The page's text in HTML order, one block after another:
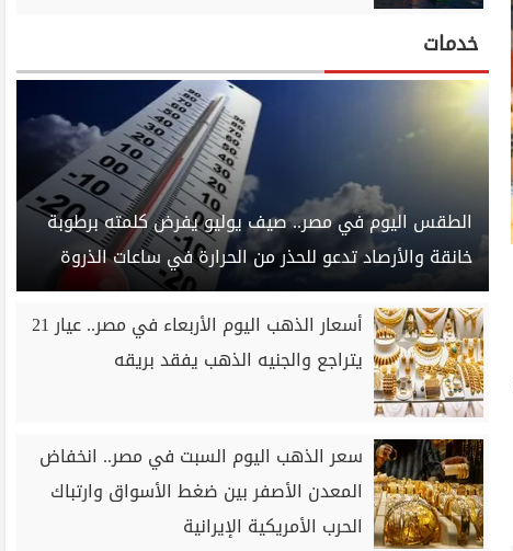
خدمات
الطقس اليوم في مصر.. صيف يوليو يفرض كلمته برطوبة
خانقة والأرصاد تدعو للحذر من الحرارة في ساعات الذروة
أسعار الذهب اليوم الأربعاء في مصر.. عيار 21
يتراجع والجنيه الذهب يفقد بريقه
سعر الذهب اليوم السبت في مصر.. انخفاض
المعدن الأصفر بين ضغط الأسواق وارتباك
الحرب الأمريكية الإيرانية